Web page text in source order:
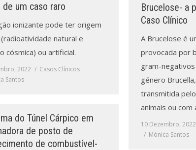
de um caso raro
ionizante pode ter origem
natural e
cósmica) ou artificial.
2022
Casos Clínicos
Santos
Brucelose- a
Caso Clínico
A Brucelose é
provocada por
gram-
género
transmitida
animais ou com
10 Dezembro, 2022
Mónica Santos
do Túnel Cárpico em
de posto de
de combustível-